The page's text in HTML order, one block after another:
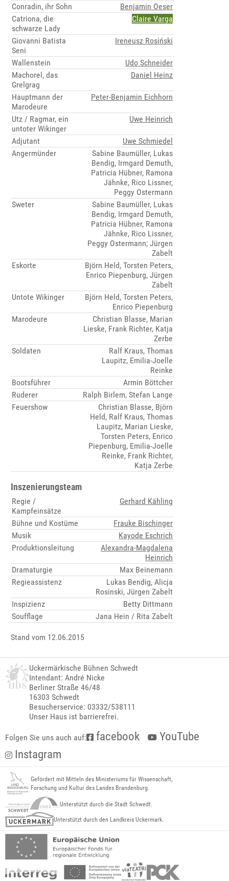
Conradin, ihr Sohn
Benjamin Oeser
Catriona, die
schwarze Lady
Claire Varga
Giovanni Batista
Seni
Ireneusz Rosiński
Wallenstein
Udo Schneider
Machorel, das
Grelgrag
Daniel Heinz
Hauptmann der
Marodeure
Peter-Benjamin Eichhorn
Utz / Ragmar, ein
untoter Wikinger
Uwe Heinrich
Adjutant
Uwe Schmiedel
Angermünder
Sabine Baumüller, Lukas
Bendig, Irmgard Demuth,
Patricia Hübner, Ramona
Jähnke, Rico Lissner,
Peggy Ostermann
Sweter
Sabine Baumüller, Lukas
Bendig, Irmgard Demuth,
Patricia Hübner, Ramona
Jähnke, Rico Lissner,
Peggy Ostermann; Jürgen
Zabelt
Eskorte
Björn Held, Torsten Peters,
Enrico Piepenburg, Jürgen
Zabelt
Untote Wikinger
Björn Held, Torsten Peters,
Enrico Piepenburg
Marodeure
Christian Blasse, Marian
Lieske, Frank Richter, Katja
Zerbe
Soldaten
Ralf Kraus, Thomas
Laupitz, Emilia-Joelle
Reinke
Bootsführer
Armin Böttcher
Ruderer
Ralph Birlem, Stefan Lange
Feuershow
Christian Blasse, Björn
Held, Ralf Kraus, Thomas
Laupitz, Marian Lieske,
Torsten Peters, Enrico
Piepenburg, Emilia-Joelle
Reinke, Frank Richter,
Katja Zerbe
Inszenierungsteam
Regie /
Kampfeinsätze
Gerhard Kähling
Bühne und Kostüme
Frauke Bischinger
Musik
Kayode Eschrich
Produktionsleitung
Alexandra-Magdalena
Heinrich
Dramaturgie
Max Beinemann
Regieassistenz
Lukas Bendig, Alicja
Rosinski, Jürgen Zabelt
Inspizienz
Betty Dittmann
Soufflage
Jana Hein / Rita Zabelt
Stand vom 12.06.2015
Uckermärkische Bühnen Schwedt
Intendant: André Nicke
Berliner Straße 46/48
16303 Schwedt
Besucherservice: 03332/538111
Unser Haus ist barrierefrei.
Folgen Sie uns auch auf: facebook
YouTube
Instagram
Gefördert mit Mitteln des Ministeriums für Wissenschaft,
Forschung und Kultur des Landes Brandenburg.
Unterstützt durch die Stadt Schwedt.
Unterstützt durch den Landkreis Uckermark.